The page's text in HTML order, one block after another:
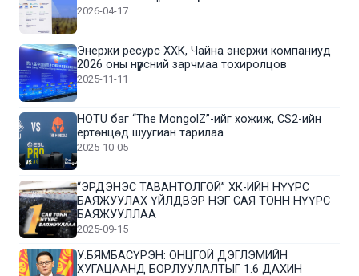
2026-04-17
Энержи ресурс ХХК, Чайна энержи компаниуд
2026 оны нүүрсний зарчмаа тохиролцов
2025-11-11
HOTU баг “The MongolZ”-ийг хожиж, CS2-ийн
ертөнцөд шуугиан тарилаа
2025-10-05
“ЭРДЭНЭС ТАВАНТОЛГОЙ” ХК-ИЙН НҮҮРС
БАЯЖУУЛАХ ҮЙЛДВЭР НЭГ САЯ ТОНН НҮҮРС
БАЯЖУУЛЛАА
2025-09-15
У.БЯМБАСҮРЭН: ОНЦГОЙ ДЭГЛЭМИЙН
ХУГАЦААНД БОРЛУУЛАЛТЫГ 1.6 ДАХИН